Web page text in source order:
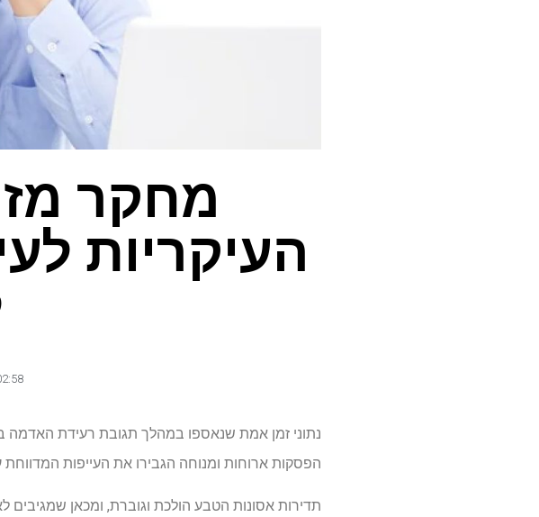
מחקר
העיקריות
הפסקות ארוחות ומנוחה הגבירו את העייפות
תדירות אסונות הטבע הולכת וגוברת, ומכאן